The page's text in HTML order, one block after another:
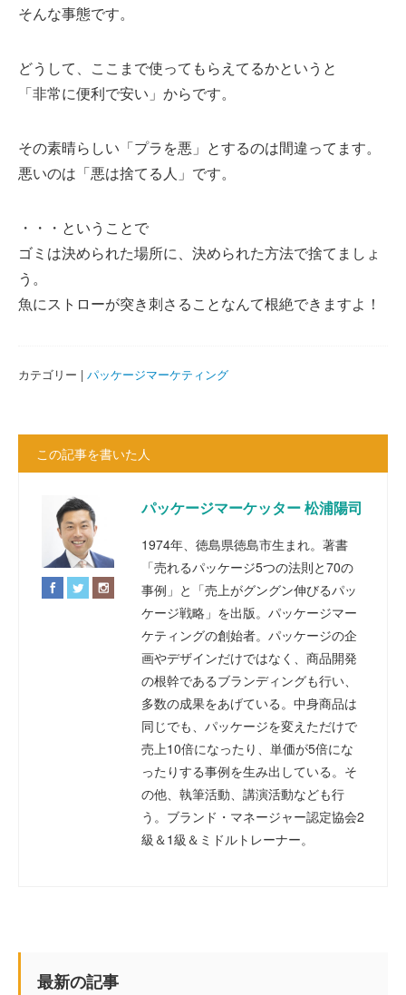
そんな事態です。
どうして、ここまで使ってもらえてるかというと
「非常に便利で安い」からです。
その素晴らしい「プラを悪」とするのは間違ってます。
悪いのは「悪は捨てる人」です。
・・・ということで
ゴミは決められた場所に、決められた方法で捨てましょ
う。
魚にストローが突き刺さることなんて根絶できますよ！
カテゴリー | パッケージマーケティング
この記事を書いた人
パッケージマーケッター 松浦陽司
1974年、徳島県徳島市生まれ。著書
「売れるパッケージ5つの法則と70の
事例」と「売上がグングン伸びるパッ
ケージ戦略」を出版。パッケージマー
ケティングの創始者。パッケージの企
画やデザインだけではなく、商品開発
の根幹であるブランディングも行い、
多数の成果をあげている。中身商品は
同じでも、パッケージを変えただけで
売上10倍になったり、単価が5倍にな
ったりする事例を生み出している。そ
の他、執筆活動、講演活動なども行
う。ブランド・マネージャー認定協会2
級＆1級＆ミドルトレーナー。
最新の記事